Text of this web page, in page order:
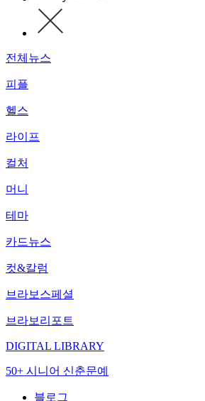
전체뉴스
피플
헬스
라이프
컬처
머니
테마
카드뉴스
컷&칼럼
브라보스페셜
브라보리포트
DIGITAL LIBRARY
50+ 시니어 신춘문예
블로그